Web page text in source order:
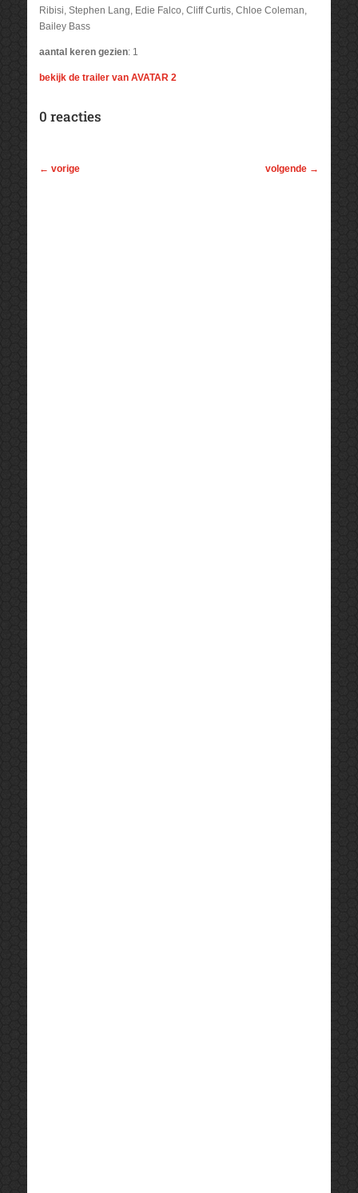
Ribisi, Stephen Lang, Edie Falco, Cliff Curtis, Chloe Coleman,
Bailey Bass
aantal keren gezien: 1
bekijk de trailer van AVATAR 2
0 reacties
← vorige volgende →